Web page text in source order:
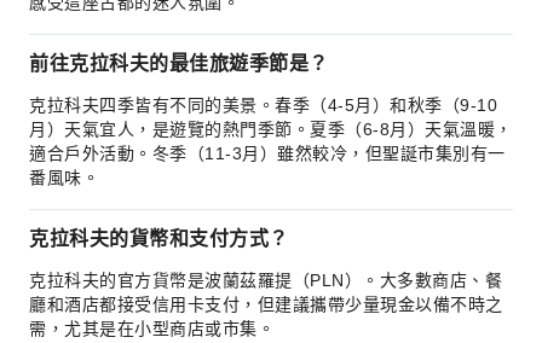
前往克拉科夫的最佳旅遊季節是？
克拉科夫四季皆有不同的美景。春季（4-5月）和秋季（9-10
月）天氣宜人，是遊覽的熱門季節。夏季（6-8月）天氣溫暖，
適合戶外活動。冬季（11-3月）雖然較冷，但聖誕市集別有一
番風味。
克拉科夫的貨幣和支付方式？
克拉科夫的官方貨幣是波蘭茲羅提（PLN）。大多數商店、餐
廳和酒店都接受信用卡支付，但建議攜帶少量現金以備不時之
需，尤其是在小型商店或市集。